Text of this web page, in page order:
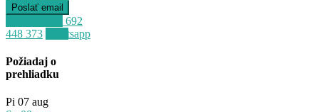
+34 692
448 373
Whatsapp
Požiadaj o
prehliadku
Pi 07 aug